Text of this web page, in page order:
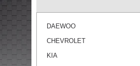
DAEWOO
CHEVROLET
KIA